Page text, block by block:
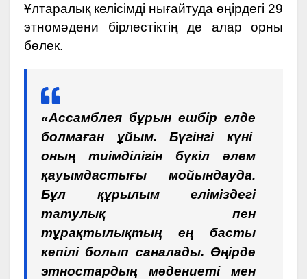
Ұлтаралық келісімді нығайтуда өңірдегі 29
этномәдени бірлестіктің де алар орны
бөлек.
«Ассамблея бұрын ешбір елде
болмаған ұйым. Бүгінгі күні
оның тиімділігін бүкіл әлем
қауымдастығы мойындауда.
Бұл құрылым еліміздегі
татулық пен
тұрақтылықтың ең басты
кепілі болып саналады. Өңірде
этностардың мәдениеті мен